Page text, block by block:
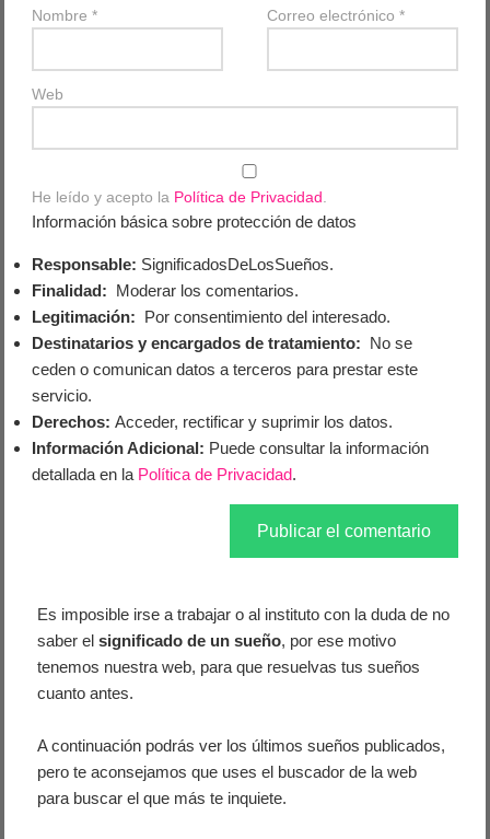
Nombre* Correo electrónico *
Web
He leído y acepto la Política de Privacidad
Información básica sobre protección de datos
Responsable: SignificadosDeLosSueños.
Finalidad: Moderar los comentarios.
Legitimación: Por consentimiento del interesado.
Destinatarios y encargados de tratamiento: No se
ceden o comunican datos a terceros para prestar este
servicio.
Derechos: Acceder, rectificar y suprimir los datos.
Información Adicional: Puede consultar la información
detallada en la Política de Privacidad.
Es imposible irse a trabajar o al instituto con la duda de no
saber elsignificado de un sueño, por ese motivo
tenemos nuestra web, para que resuelvas tus sueños
cuanto antes.
A continuación podrás ver los últimos sueños publicados,
pero te aconsejamos que uses el buscador de la web
para buscar el que más te inquiete.